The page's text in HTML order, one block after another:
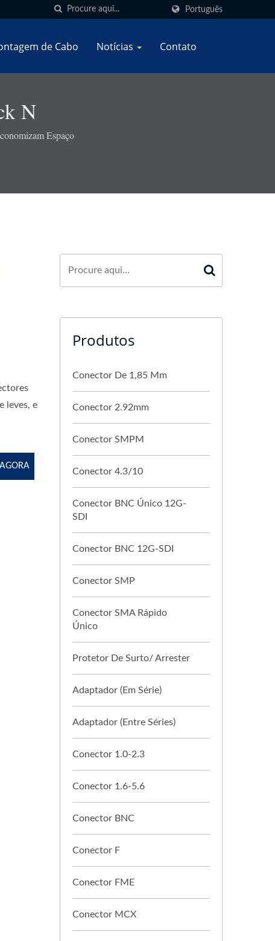
Português
de Cabo Notícias Contato
N
Espaço
leves, e
Produtos
Conector De 1,85 Mm
Conector 2.92mm
Conector SMPM
Conector 4.3/10
Conector BNC Único 12G-
SDI
Conector BNC 12G-SDI
Conector SMP
Conector SMA Rápido
Único
Protetor De Surto/ Arrester
Adaptador (Em Série)
Adaptador (Entre Séries)
Conector 1.0-2.3
Conector 1.6-5.6
Conector BNC
Conector F
Conector FME
Conector MCX